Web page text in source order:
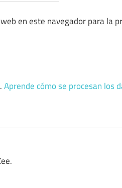
en este navegador para la
Aprende cómo se procesan los